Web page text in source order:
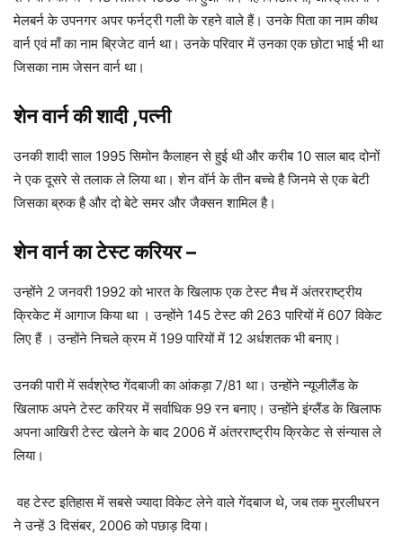
मेलबर्न के उपनगर अपर फर्नट्री गली के रहने वाले हैं। उनके पिता का नाम कीथ
वार्न एवं माँ का नाम ब्रिजेट वार्न था। उनके परिवार में उनका एक छोटा भाई भी था
जिसका नाम जेसन वार्न था।
शेन वार्नकी शादी ,पत्नी
उनकी शादी साल 1995 सिमोन कैलाहन से हुई थी और करीब 10 साल बाद दोनों
ने एक दूसरे से तलाक ले लिया था। शेन वॉर्न के तीन बच्चे है जिनमे से एक बेटी
जिसका ब्रुक है और दो बेटे समर और जैक्सन शामिल है।
शेन वार्न का टेस्ट करियर–
उन्होंने 2 जनवरी 1992 को भारत के खिलाफ एक टेस्ट मैच में अंतरराष्ट्रीय
क्रिकेट में आगाज किया था । उन्होंने 145 टेस्ट की 263 पारियों में 607 विकेट
लिए हैं । उन्होंने निचले क्रम में 199 पारियों में 12 अर्धशतक भी बनाए।
उनकी पारी में सर्वश्रेष्ठ गेंदबाजी का आंकड़ा 7/81 था। उन्होंने न्यूजीलैंड के
खिलाफ अपने टेस्ट करियर में सर्वाधिक 99 रन बनाए। उन्होंने इंग्लैंड के खिलाफ
अपना आखिरी टेस्ट खेलने के बाद 2006 में अंतरराष्ट्रीय क्रिकेट से संन्यास ले
लिया।
वह टेस्ट इतिहास में सबसे ज्यादा विकेट लेने वाले गेंदबाज थे, जब तक मुरलीधरन
ने उन्हें 3 दिसंबर, 2006 को पछाड़ दिया।